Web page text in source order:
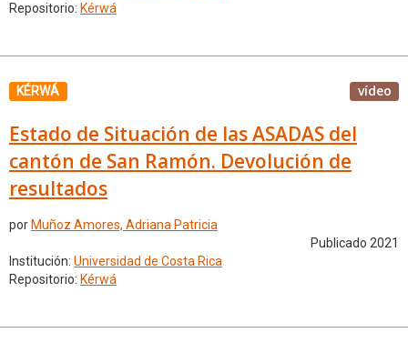
Repositorio: Kérwá
KÉRWÁ vídeo
Estado de Situación de las ASADAS del
cantón de San Ramón. Devolución de
resultados
por Muñoz Amores, Adriana Patricia
Publicado 2021
Institución: Universidad de Costa Rica
Repositorio: Kérwá